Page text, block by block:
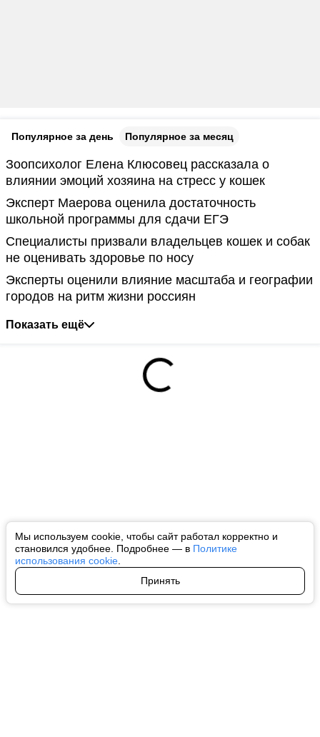
Мы используем cookie, чтобы сайт работал корректно и
становился удобнее. Подробнее — в Политике
использования cookie
Принять
Популярное за день Популярное за месяц
Зоопсихолог Елена Клюсовец рассказала о
влиянии эмоций хозяина на стресс у кошек
Эксперт Маерова оценила достаточность
школьной программы для сдачи ЕГЭ
Специалисты призвали владельцев кошек и собак
не оценивать здоровье по носу
Эксперты оценили влияние масштаба и географии
городов на ритм жизни россиян
Показать ещё